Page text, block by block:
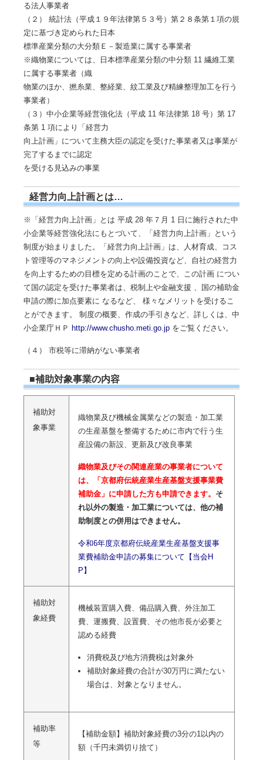
る法人事業者
（２） 統計法（平成１９年法律第５３号）第２８条第１項の規
定に基づき定められた日本
標準産業分類の大分類Ｅ－製造業に属する事業者
※織物業については、日本標準産業分類の中分類 11 繊維工業
に属する事業者（織
物業のほか、撚糸業、整経業、紋工業及び精練整理加工を行う
事業者）
（３）中小企業等経営強化法（平成 11 年法律第 18 号）第 17
条第 1 項により「経営力
向上計画」について主務大臣の認定を受けた事業者又は事業が
完了するまでに認定
を受ける見込みの事業
経営力向上計画とは…
※「経営力向上計画」とは 平成 28 年７月 1 日に施行された中
小企業等経営強化法にもとづいて、「経営力向上計画」という
制度が始まりました。「経営力向上計画」は、人材育成、コス
ト管理等のマネジメントの向上や設備投資など、自社の経営力
を向上するための目標を定める計画のことで、この計画 につい
て国の認定を受けた事業者は、税制上や金融支援 、国の補助金
申請の際に加点要素に なるなど、 様々なメリットを受けるこ
とができます。 制度の概要、作成の手引きなど、詳しくは、中
小企業庁ＨＰ http://www.chusho.meti.go.jp をご覧ください。
（４） 市税等に滞納がない事業者
■補助対象事業の内容
補助対
象事業
織物業及び機械金属業などの製造・加工業
の生産基盤を整備するために市内で行う生
産設備の新設、更新及び改良事業
織物業及びその関連産業の事業者について
は、「京都府伝統産業生産基盤支援事業費
補助金」に申請した方も申請できます。 そ
れ以外の製造・加工業については、他の補
助制度との併用はできません。
令和6年度京都府伝統産業生産基盤支援事
業費補助金申請の募集について【当会H
P】
補助対
象経費
機械装置購入費、備品購入費、外注加工
費、運搬費、設置費、その他市長が必要と
認める経費
消費税及び地方消費税は対象外
補助対象経費の合計が30万円に満たない
場合は、対象となりません。
補助率
等
【補助金額】補助対象経費の3分の1以内の
額（千円未満切り捨て）